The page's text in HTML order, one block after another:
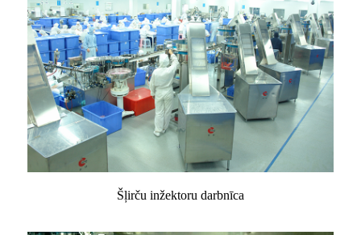
Šļirču inžektoru darbnīca